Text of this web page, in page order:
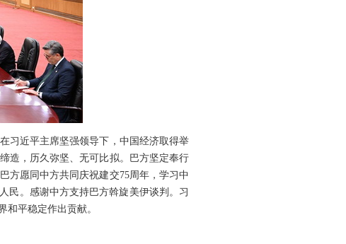
习近平主席坚强领导下，中国经济取得举
造，历久弥坚、无可比拟。巴方坚定奉行
方愿同中方共同庆祝建交75周年，学习中
民。感谢中方支持巴方斡旋美伊谈判。习
平稳定作出贡献。